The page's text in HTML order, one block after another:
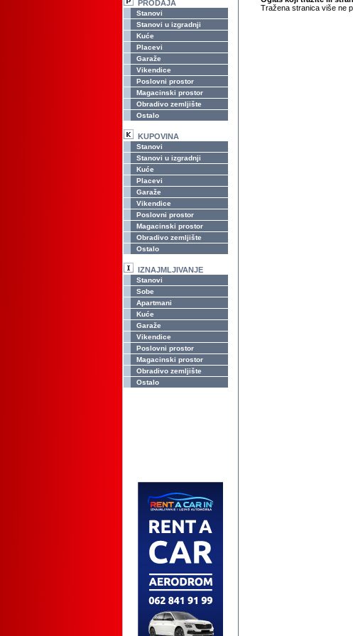
PRODAJA
Stanovi
Stanovi u izgradnji
Kuće
Placevi
Garaže
Vikendice
Poslovni prostor
Magacinski prostor
Obradivo zemljište
Ostalo
KUPOVINA
Stanovi
Stanovi u izgradnji
Kuće
Placevi
Garaže
Vikendice
Poslovni prostor
Magacinski prostor
Obradivo zemljište
Ostalo
IZNAJMLJIVANJE
Stanovi
Sobe
Apartmani
Kuće
Garaže
Vikendice
Poslovni prostor
Magacinski prostor
Obradivo zemljište
Ostalo
Tražena stranica više ne